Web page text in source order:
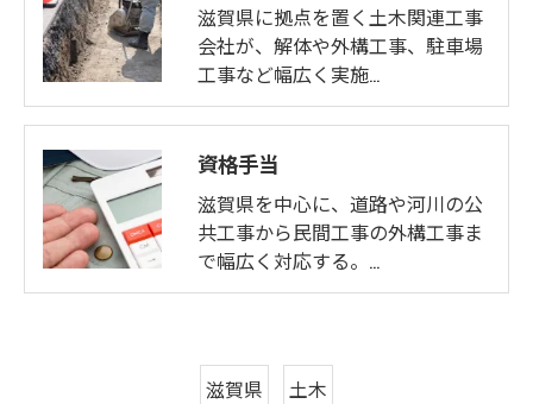
滋賀県に拠点を置く土木関連工事
会社が、解体や外構工事、駐車場
工事など幅広く実施…
資格手当
滋賀県を中心に、道路や河川の公
共工事から民間工事の外構工事ま
で幅広く対応する。…
滋賀県 土木